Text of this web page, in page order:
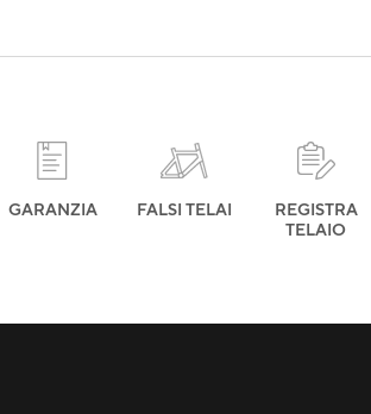
GARANZIA FALSI TELAI
REGISTRA
TELAIO